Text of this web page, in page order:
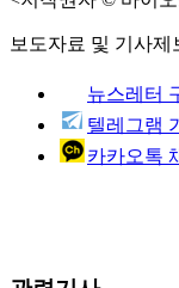
보도자료 및 기사제
뉴스레터
텔레그램
카카오톡